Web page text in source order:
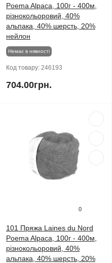
Poema Alpaca, 100г - 400м,
різнокольоровий, 40%
альпака, 40% шерсть, 20%
нейлон
Немає в нявності
Код товару: 246193
704.00грн.
0
101 Пряжа Laines du Nord
Poema Alpaca, 100г - 400м,
різнокольоровий, 40%
альпака, 40% шерсть, 20%